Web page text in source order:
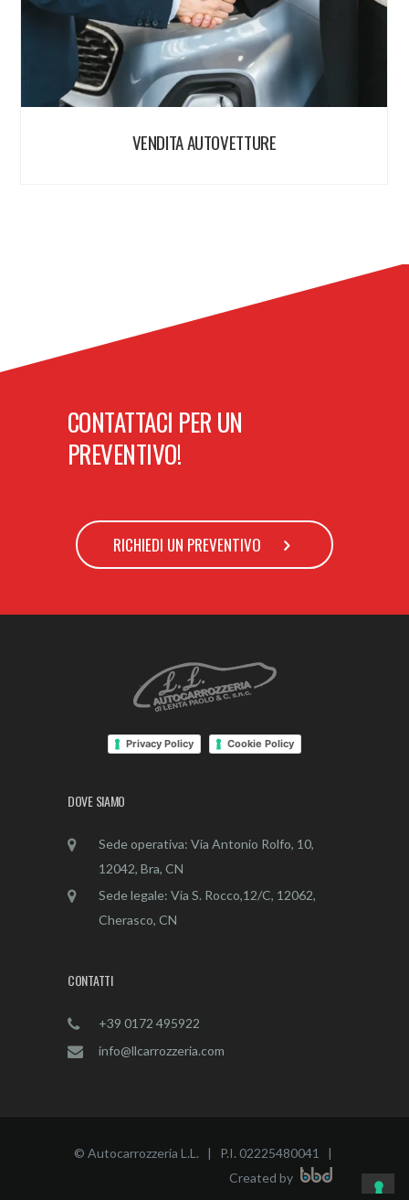
VENDITA AUTOVETTURE
CONTATTACI PER UN
PREVENTIVO!
RICHIEDI UN PREVENTIVO
Privacy Policy Cookie Policy
DOVE SIAMO
Sede operativa: Via Antonio Rolfo, 10,
12042, Bra, CN
Sede legale: Via S. Rocco,12/C, 12062,
Cherasco, CN
CONTATTI
+39 0172 495922
info@llcarrozzeria.com
© Autocarrozzeria L.L. | P.I. 02225480041 |
Created by